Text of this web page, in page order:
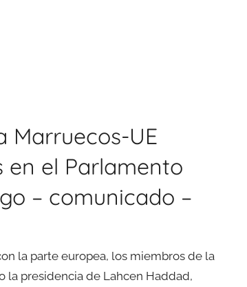
Marruecos-UE
en el Parlamento
– comunicado –
la parte europea, los miembros de la
la presidencia de Lahcen Haddad,